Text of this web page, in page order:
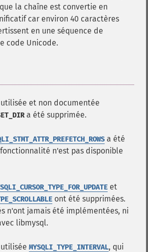
la chaîne est convertie en
car environ 40 caractères
en une séquence de
code Unicode.
et non documentée
a été supprimée.
a été
n'est pas disponible
et
ont été supprimées.
n'ont jamais été implémentées, ni
libmysql.
MYSQLI_TYPE_INTERVAL, qui